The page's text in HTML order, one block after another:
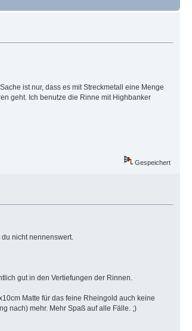
ist nur, dass es mit Streckmetall eine Menge
geht. Ich benutze die Rinne mit Highbanker
Gespeichert
nicht nennenswert.
gut in den Vertiefungen der Rinnen.
Matte für das feine Rheingold auch keine
nach) mehr. Mehr Spaß auf alle Fälle. ;)